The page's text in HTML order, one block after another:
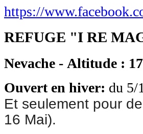
https://
REFUGE "I RE
Nevache - Altitude :
Ouvert en hiver: du 5/
Et seulement pour
16 Mai).